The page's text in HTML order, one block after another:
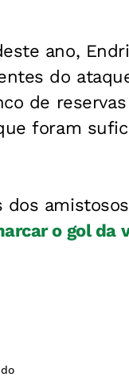
ano,
do
de
foram
dos
o gol da